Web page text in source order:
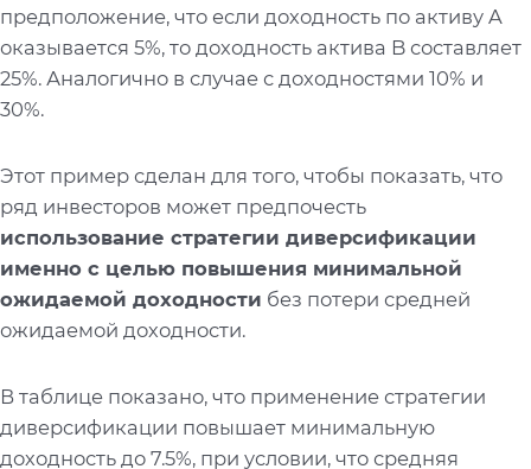
предположение, что если доходность по активу A
оказывается 5%, то доходность актива B составляет
25%. Аналогично в случае с доходностями 10% и
30%.
Этот пример сделан для того, чтобы показать, что
ряд инвесторов может предпочесть
использование стратегии диверсификации
именно с целью повышения минимальной
ожидаемой доходности без потери средней
ожидаемой доходности.
В таблице показано, что применение стратегии
диверсификации повышает минимальную
доходность до 7.5%, при условии, что средняя